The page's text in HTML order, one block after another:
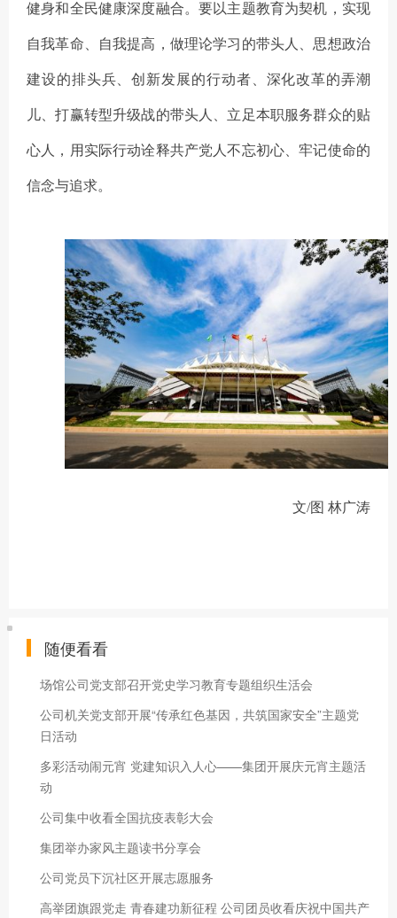
健身和全民健康深度融合。要以主题教育为契机 ，实现
自我革命、自我提高，做理论学习的带头人、思想政治
建设的排头兵、创新发展的行动者、深化改革的弄潮
儿、打赢转型升级战的带头人、立足本职服务群众的贴
心人，用实际行动诠释共产党人不忘初心、牢记使命的
信念与追求。
文/图 林广涛
随便看看
场馆公司党支部召开党史学习教育专题组织生活会
公司机关党支部开展“传承红色基因，共筑国家安全”主题党
日活动
多彩活动闹元宵 党建知识入人心——集团开展庆元宵主题活
动
公司集中收看全国抗疫表彰大会
集团举办家风主题读书分享会
公司党员下沉社区开展志愿服务
高举团旗跟党走 青春建功新征程 公司团员收看庆祝中国共产